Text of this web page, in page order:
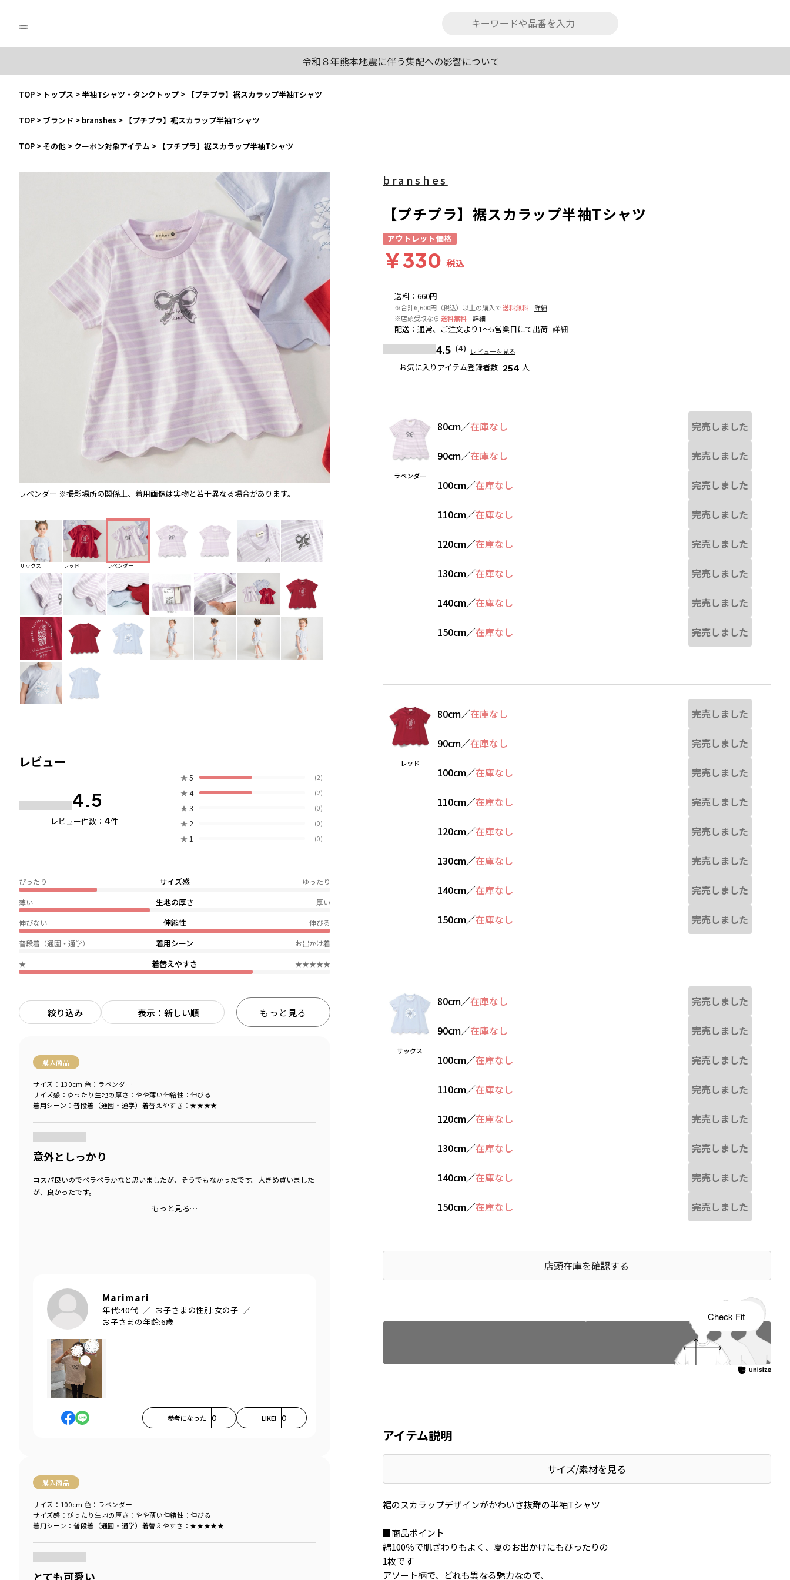
令和８年熊本地震に伴う集配への影響について
TOP > トップス >半袖Tシャツ・タンクトップ > 【プチプラ】裾スカラップ半袖Tシャツ
TOP > ブランド > branshes > 【プチプラ】裾スカラップ半袖Tシャツ
TOP > その他 > クーポン対象アイテム > 【プチプラ】裾スカラップ半袖Tシャツ
ラベンダー ※撮影場所の関係上、着用画像は実物と若干異なる場合があります。
サックス レッド ラベンダー
レビュー
4.5
レビュー件数： 4件
★ 5 (2)
★ 4 (2)
★ 3 (0)
★ 2 (0)
★ 1 (0)
サイズ感
ぴったり ゆったり
生地の厚さ
薄い 厚い
伸縮性
伸びない 伸びる
着用シーン
普段着（通園・通学） お出かけ着
着替えやすさ
★ ★★★★★
絞り込み 表示：新しい順 もっと見る
購入商品
サイズ感 ：ゆったり 生地の厚さ ：やや薄い伸縮性 ：伸びる
着用シーン ：普段着（通園・通学） 着替えやすさ ：★★★★
サイズ：130cm 色：ラベンダー
意外としっかり
コスパ良いのでペラペラかなと思いましたが、そうでもなかったです。大きめ買いました
が、良かったです。
もっと見る…
Marimari
年代:40代 お子さまの性別:女の子
お子さまの年齢:6歳
参考になった 0 LIKE! 0
購入商品
サイズ感 ：ぴったり 生地の厚さ ：やや薄い伸縮性 ：伸びる
着用シーン ：普段着（通園・通学） 着替えやすさ ：★★★★★
サイズ：100cm 色：ラベンダー
とても可愛い
送料 ： 660円
※合計6,600円（税込）以上の購入で送料無料
詳細
※店頭受取なら 送料無料 詳細
配送 ： 通常、ご注文より1～5営業日にて出荷 詳細
4.5 （4） レビューを見る
お気に入りアイテム登録者数 254 人
branshes
【プチプラ】裾スカラップ半袖Tシャツ
アウトレット価格
￥330 税込
ラベンダー
80cm／在庫なし 完売しました
90cm／在庫なし 完売しました
100cm／在庫なし 完売しました
110cm／在庫なし 完売しました
120cm／在庫なし 完売しました
130cm／在庫なし 完売しました
140cm／在庫なし 完売しました
150cm／在庫なし 完売しました
レッド
80cm／在庫なし 完売しました
90cm／在庫なし 完売しました
100cm／在庫なし 完売しました
110cm／在庫なし 完売しました
120cm／在庫なし 完売しました
130cm／在庫なし 完売しました
140cm／在庫なし 完売しました
150cm／在庫なし 完売しました
サックス
80cm／在庫なし 完売しました
90cm／在庫なし 完売しました
100cm／在庫なし 完売しました
110cm／在庫なし 完売しました
120cm／在庫なし 完売しました
130cm／在庫なし 完売しました
140cm／在庫なし 完売しました
150cm／在庫なし 完売しました
店頭在庫を確認する
アイテム説明
サイズ/素材を見る
裾のスカラップデザインがかわいさ抜群の半袖Tシャツ
■商品ポイント
綿100％で肌ざわりもよく、夏のお出かけにもぴったりの
1枚です
アソート柄で、どれも異なる魅力なので、
Check Fit